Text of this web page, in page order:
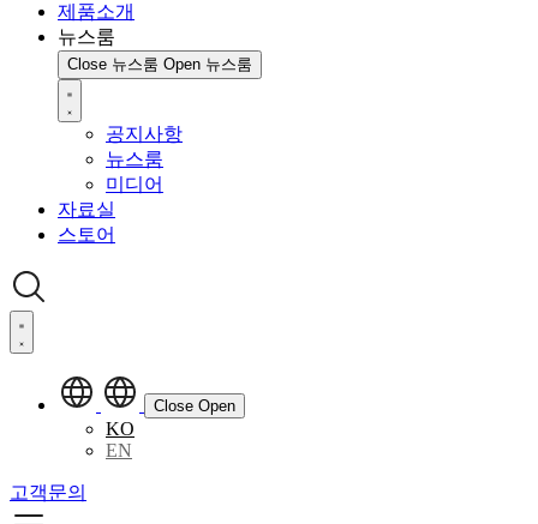
제품소개
뉴스룸
Close 뉴스룸 Open 뉴스룸
공지사항
뉴스룸
미디어
자료실
스토어
Close Open
KO
EN
고객문의